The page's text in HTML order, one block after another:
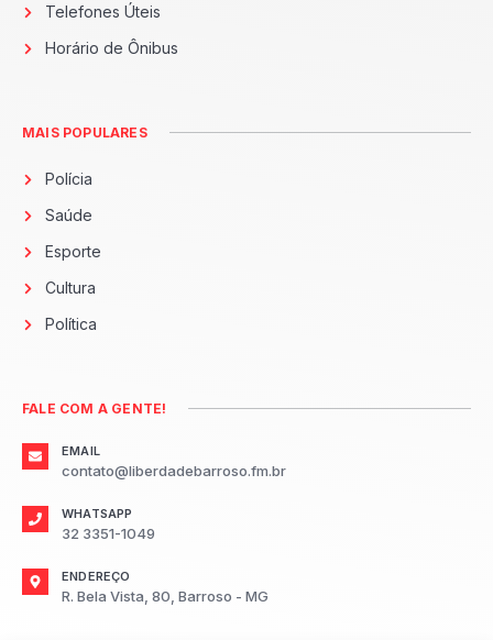
Telefones Úteis
Horário de Ônibus
MAIS POPULARES
Polícia
Saúde
Esporte
Cultura
Política
FALE COM A GENTE!
EMAIL
contato@liberdadebarroso.fm.br
WHATSAPP
32 3351-1049
ENDEREÇO
R. Bela Vista, 80, Barroso - MG